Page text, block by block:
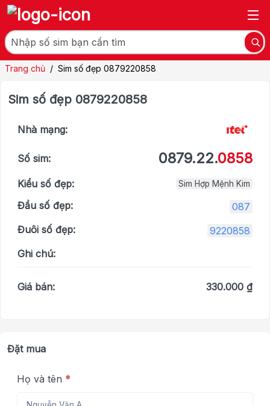
Trang chủ / Sim số đẹp 0879220858
Sim số đẹp 0879220858
Nhà mạng:
Số sim: 0879.22.0858
Kiểu số đẹp: Sim Hợp Mệnh Kim
Đầu số đẹp:
087
Đuôi số đẹp:
9220858
Ghi chú:
Giá bán: 330.000 ₫
Đặt mua
Họ và tên *